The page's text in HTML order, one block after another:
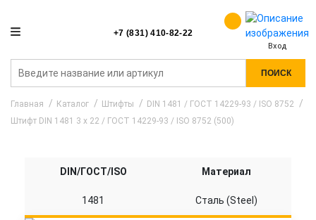
+7 (831) 410-82-22
Вход
ПОИСК
Главная Каталог Штифты
DIN 1481 / ГОСТ 14229-93 / ISO 8752
Штифт DIN 1481 3 x 22 / ГОСТ 14229-93 / ISO 8752 (500)
DIN/ГОСТ/ISO Материал
1481 Сталь (Steel)